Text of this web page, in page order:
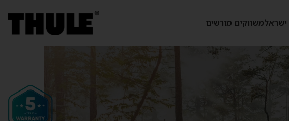
משווקים מורשים